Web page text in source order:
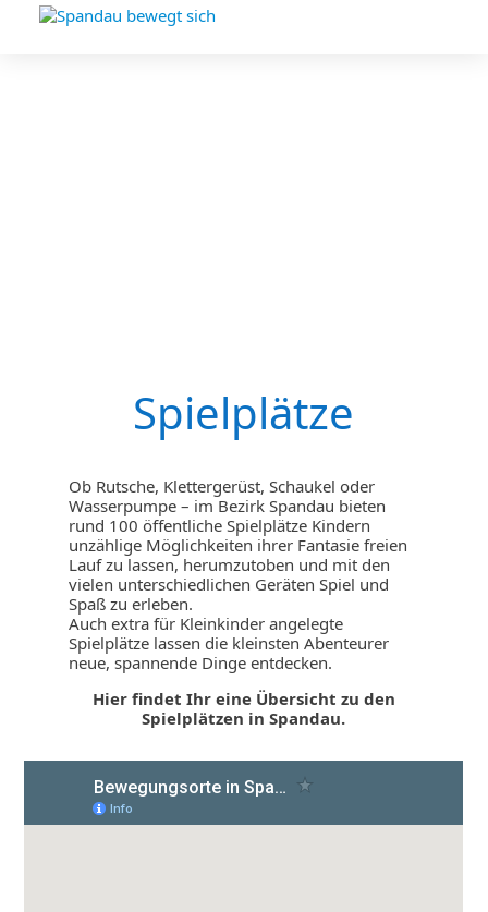
Spielplätze
Ob Rutsche, Klettergerüst, Schaukel oder
Wasserpumpe – im Bezirk Spandau bieten
rund 100 öffentliche Spielplätze Kindern
unzählige Möglichkeiten ihrer Fantasie freien
Lauf zu lassen, herumzutoben und mit den
vielen unterschiedlichen Geräten Spiel und
Spaß zu erleben.
Auch extra für Kleinkinder angelegte
Spielplätze lassen die kleinsten Abenteurer
neue, spannende Dinge entdecken.
Hier findet Ihr eine Übersicht zu den
Spielplätzen in Spandau.